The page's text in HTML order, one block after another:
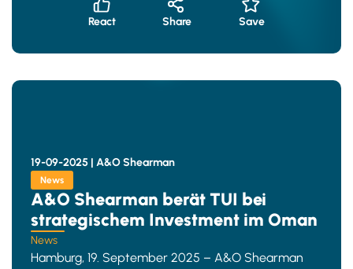
React Share Save
19-09-2025 | A&O Shearman
News
A&O Shearman berät TUI bei
strategischem Investment im Oman
News
Hamburg, 19. September 2025 – A&O Shearman